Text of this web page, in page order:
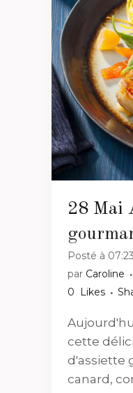
28 Mai
Posté à
par Caroline
0
Likes
cette
d'assiette
canard,